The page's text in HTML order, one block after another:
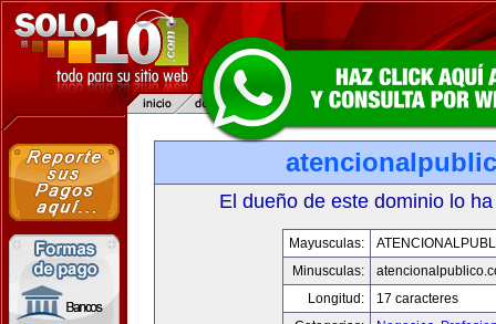
El dueño de este dominio lo
Mayusculas:
Minusculas:
Longitud:
17 caracteres